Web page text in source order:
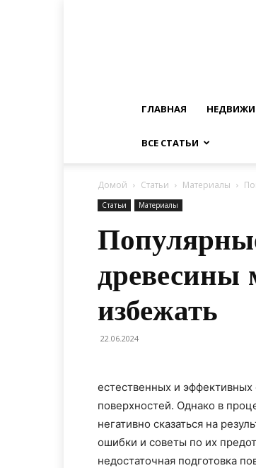
ГЛАВНАЯ
ВСЕ СТАТЬИ
Домой Статьи Материалы
Статьи Материалы
древесины
избежать
22.06.2024
естественных и
поверхностей. Однако в
негативно сказаться на
ошибки и советы по их
недостаточная подготовка